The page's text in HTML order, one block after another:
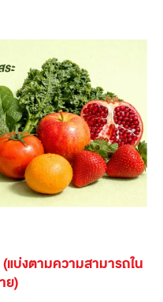
แบ่งตามความสามารถใน
ย)